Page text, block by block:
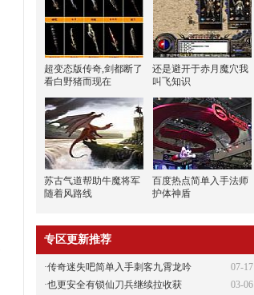
超变态版传奇,剑都断了
看白野猪而现在
还是避开于赤月魔穴我
叫飞知识
苏古气道帮助牛魔将军
随着风路线
百度热点简单入手法师
护体神盾
专区更新推荐
07-17
·传奇迷失吧简单入手刺客九霄龙吟
03-06
·也更安全有锁仙刀兵继续拉收获